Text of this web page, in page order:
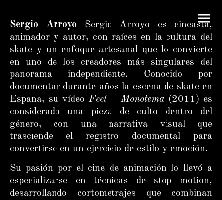
Sergio Arroyo Sergio Arroyo es cineasta,
animador y autor, con raíces en la cultura del
skate y un enfoque artesanal que lo convierte
en uno de los creadores más singulares del
panorama independiente. Conocido por
documentar durante años la escena de skate en
España, su vídeoFeel – Monotema (2011) es
considerado una pieza de culto dentro del
género, con una narrativa visual que
trasciende el registro documental para
convertirse en un ejercicio de estilo y emoción.
Su pasión por el cine de animación lo llevó a
especializarse en técnicas de stop motion,
desarrollando cortometrajes que combinan